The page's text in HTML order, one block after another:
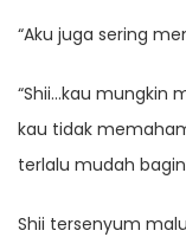
“Aku juga sering
“Shii…kau mungkin
kau tidak
terlalu mudah
Shii tersenyum